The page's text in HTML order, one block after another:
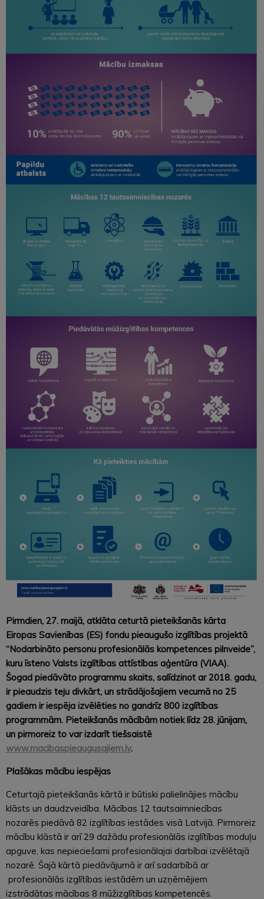
Pirmdien, 27. maijā, atklāta ceturtā pieteikšanās kārta
Eiropas Savienības (ES) fondu pieaugušo izglītības projektā
“Nodarbināto personu profesionālās kompetences pilnveide”,
kuru īsteno Valsts izglītības attīstības aģentūra (VIAA).
Šogad piedāvāto programmu skaits, salīdzinot ar 2018. gadu,
ir pieaudzis teju divkārt, un strādājošajiem vecumā no 25
gadiem ir iespēja izvēlēties no gandrīz 800 izglītības
programmām. Pieteikšanās mācībām notiek līdz 28. jūnijam,
un pirmoreiz to var izdarīt tiešsaistē
www.macibaspieaugusajiem.lv.
Plašākas mācību iespējas
Ceturtajā pieteikšanās kārtā ir būtiski palielinājies mācību
klāsts un daudzveidība. Mācības 12 tautsaimniecības
nozarēs piedāvā 82 izglītības iestādes visā Latvijā. Pirmoreiz
mācību klāstā ir arī 29 dažādu profesionālās izglītības moduļu
apguve, kas nepieciešami profesionālajai darbībai izvēlētajā
nozarē. Šajā kārtā piedāvājumā ir arī sadarbībā ar
profesionālās izglītības iestādēm un uzņēmējiem
izstrādātas mācības 8 mūžizglītības kompetencēs.